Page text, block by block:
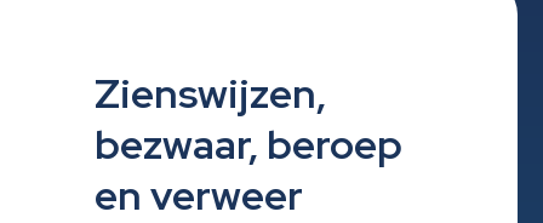
Zienswijzen,
bezwaar, beroep
en verweer